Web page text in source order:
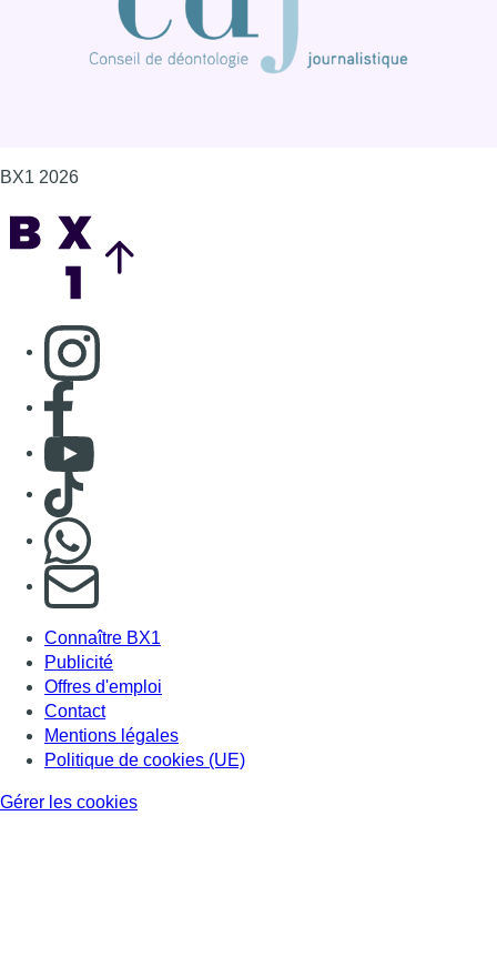
BX1 2026
Consulter page Instagram
Consulter page Facebook
Consulter Youtube
Consulter TikTok
S'abonner à notre newsletter
Connaître BX1
Publicité
Offres d'emploi
Contact
Mentions légales
Politique de cookies (UE)
Gérer les cookies